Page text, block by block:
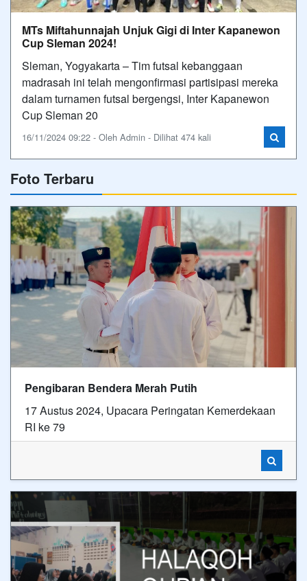
MTs Miftahunnajah Unjuk Gigi di Inter Kapanewon
Cup Sleman 2024!
Sleman, Yogyakarta – Tim futsal kebanggaan
madrasah ini telah mengonfirmasi partisipasi mereka
dalam turnamen futsal bergengsi, Inter Kapanewon
Cup Sleman 20
16/11/2024 09:22 - Oleh Admin - Dilihat 474 kali
Foto Terbaru
Pengibaran Bendera Merah Putih
17 Austus 2024, Upacara Peringatan Kemerdekaan
RI ke 79